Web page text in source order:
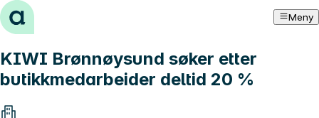
Hopp til innhold Meny
KIWI Brønnøysund søker etter
butikkmedarbeider deltid 20 %